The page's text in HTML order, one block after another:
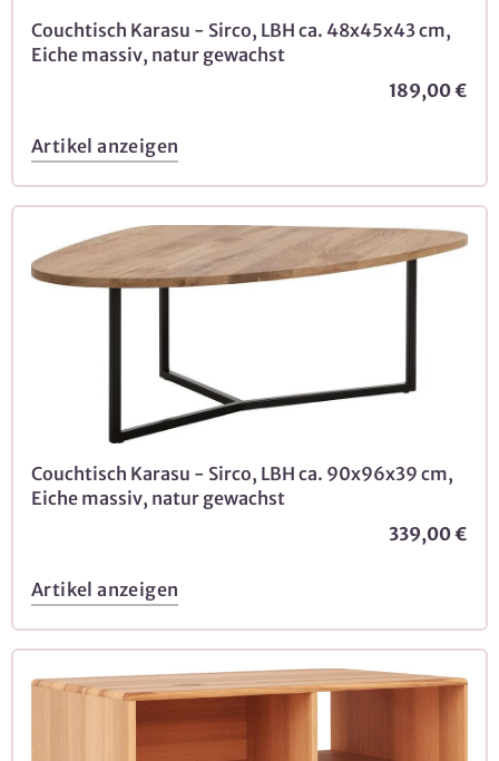
Couchtisch Karasu - Sirco, LBH ca. 48x45x43 cm,
Eiche massiv, natur gewachst
189,00 €
Artikel anzeigen
Couchtisch Karasu - Sirco, LBH ca. 90x96x39 cm,
Eiche massiv, natur gewachst
339,00 €
Artikel anzeigen